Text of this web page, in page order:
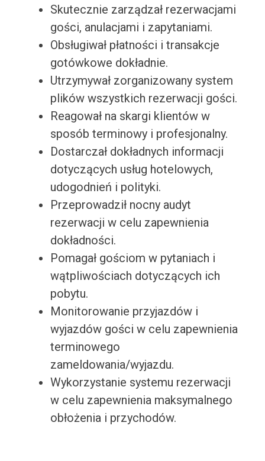
Skutecznie zarządzał rezerwacjami
gości, anulacjami i zapytaniami.
Obsługiwał płatności i transakcje
gotówkowe dokładnie.
Utrzymywał zorganizowany system
plików wszystkich rezerwacji gości.
Reagował na skargi klientów w
sposób terminowy i profesjonalny.
Dostarczał dokładnych informacji
dotyczących usług hotelowych,
udogodnień i polityki.
Przeprowadził nocny audyt
rezerwacji w celu zapewnienia
dokładności.
Pomagał gościom w pytaniach i
wątpliwościach dotyczących ich
pobytu.
Monitorowanie przyjazdów i
wyjazdów gości w celu zapewnienia
terminowego
zameldowania/wyjazdu.
Wykorzystanie systemu rezerwacji
w celu zapewnienia maksymalnego
obłożenia i przychodów.